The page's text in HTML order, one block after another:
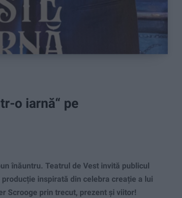
o iarnă“ pe
înăuntru. Teatrul de Vest invită publicul
inspirată din celebra creație a lui
Scrooge prin trecut, prezent și viitor!